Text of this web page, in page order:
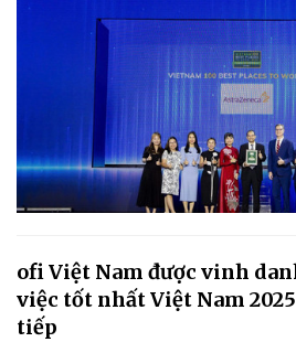
ofi Việt Nam được vinh
việc tốt nhất Việt Nam
tiếp